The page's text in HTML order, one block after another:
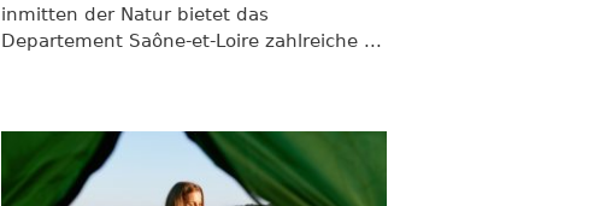
inmitten der Natur bietet das
Departement Saône-et-Loire zahlreiche ...